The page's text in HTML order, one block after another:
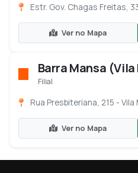
Estr. Gov. Chagas Freitas,
Ver no Mapa
Barra Mansa
Filial
Rua Presbiteriana, 215 - Vila
Ver no Mapa